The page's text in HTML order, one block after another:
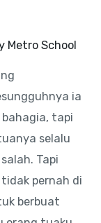
Metro School
ia
tapi
selalu
Tapi
pernah di
berbuat